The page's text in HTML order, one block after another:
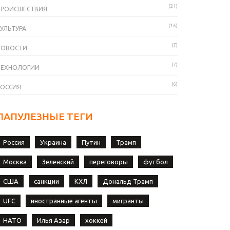
(21)
(16)
(7)
(7)
(6)
ТЕГИ
Россия Украина Путин Трамп
Москва Зеленский переговоры футбол
США санкции КХЛ Дональд Трамп
UFC иностранные агенты мигранты
НАТО Илья Азар хоккей